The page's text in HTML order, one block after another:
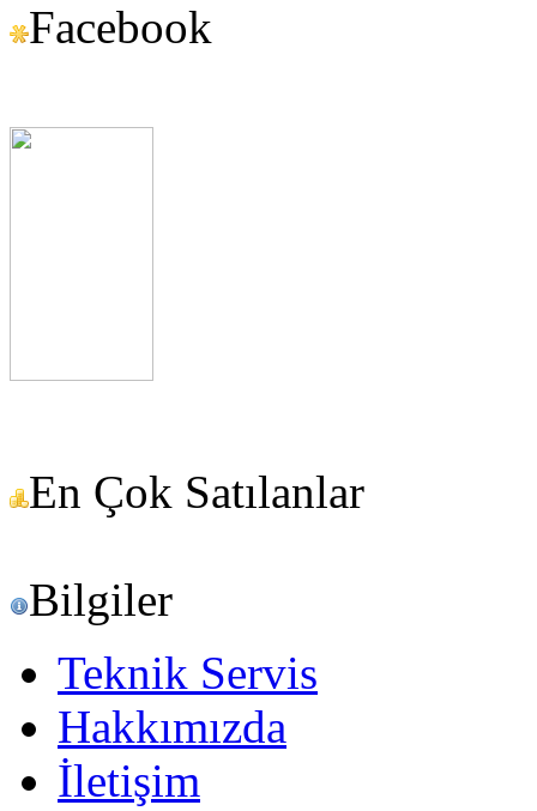
Facebook
En Çok Satılanlar
Bilgiler
Teknik Servis
Hakkımızda
İletişim